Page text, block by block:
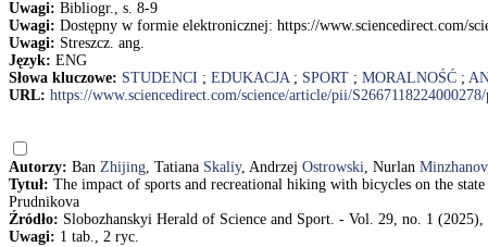
Uwagi: Bibliogr., s. 8-9
Uwagi: Dostępny w formie elektronicznej: https://www.sciencedirect.com/
Uwagi: Streszcz. ang.
Język: ENG
Słowa kluczowe: STUDENCI ; EDUKACJA; SPORT ; MORALNOŚĆ ;
URL: https://www.sciencedirect.com/science/article/pii/
Autorzy: Ban Zhijing, Tatiana Skaliy, Andrzej Ostrowski, Nurlan Minzhanov
Tytuł: The impact of sports and recreational hiking with bicycles on the
Prudnikova
Źródło: Slobozhanskyi Herald of Science and Sport. - Vol. 29, no. 1 (2025),
Uwagi: 1 tab., 2 ryc.